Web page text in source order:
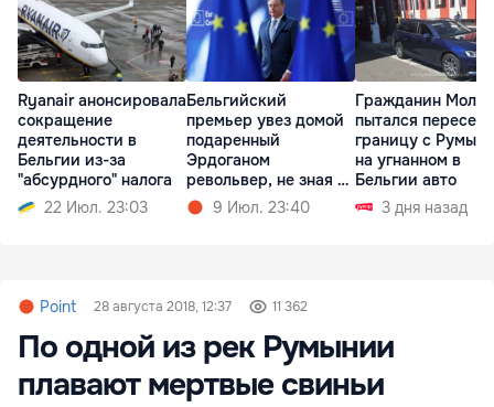
Ryanair анонсировала
сокращение
деятельности в
Бельгии из-за
"абсурдного" налога
22 Июл. 23:03
Бельгийский
премьер увез домой
подаренный
Эрдоганом
револьвер, не зная о
нем9 Июл. 23:40
Гражданин
пытался пересечь
границу с
на угнанном в
Бельгии авто
3 дня назад
Point 28 августа 2018, 12:37 11 362
По одной из рек Румынии
плавают мертвые свиньи